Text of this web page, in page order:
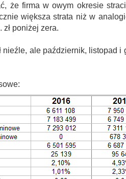
że firma w owym okresie
większa strata niż w
poniżej zera.
nieźle, ale październik, listopad i